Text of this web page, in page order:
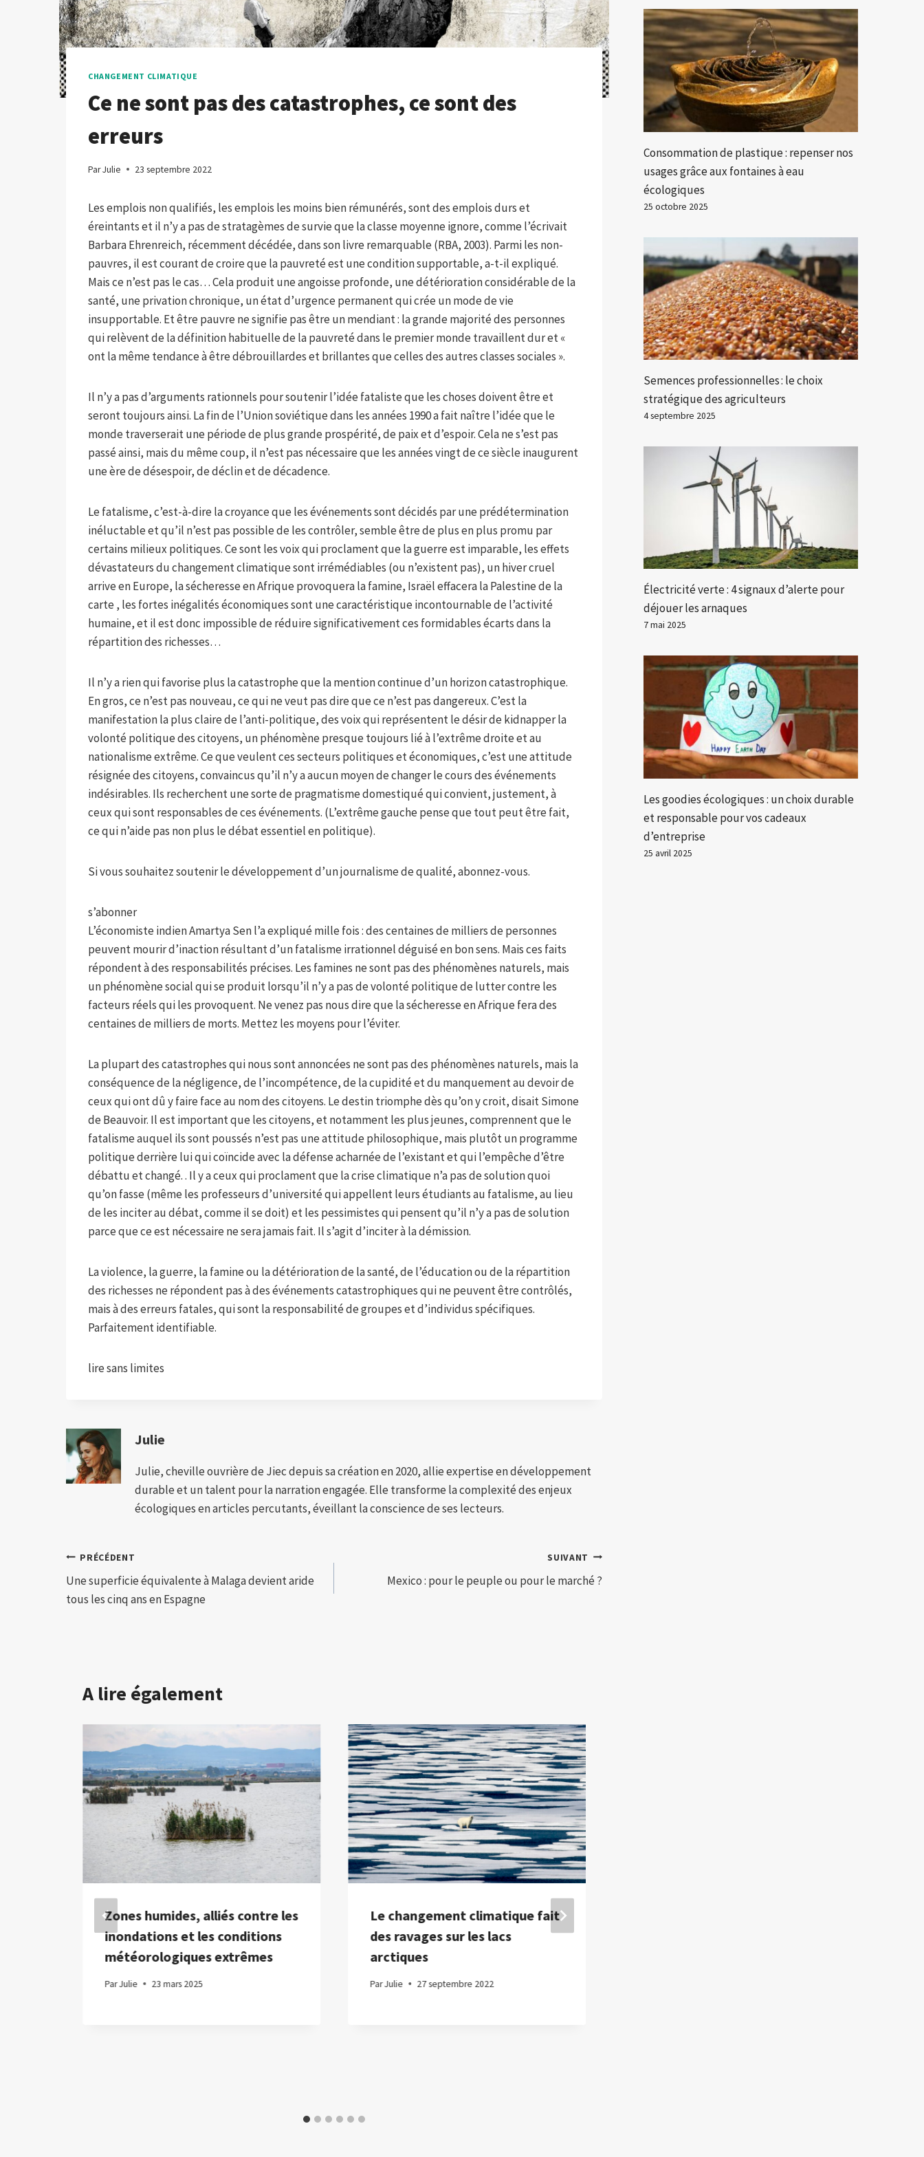
CHANGEMENT CLIMATIQUE
Ce ne sont pas des catastrophes, ce sont des
erreurs
ParJulie 23 septembre 2022
Les emplois non qualifiés, les emplois les moins bien rémunérés, sont des emplois durs et
éreintants et il n’y a pas de stratagèmes de survie que la classe moyenne ignore, comme l’écrivait
Barbara Ehrenreich, récemment décédée, dans son livre remarquable (RBA, 2003). Parmi les non-
pauvres, il est courant de croire que la pauvreté est une condition supportable, a-t-il expliqué.
Mais ce n’est pas le cas… Cela produit une angoisse profonde, une détérioration considérable de la
santé, une privation chronique, un état d’urgence permanent qui crée un mode de vie
insupportable. Et être pauvre ne signifie pas être un mendiant : la grande majorité des personnes
qui relèvent de la définition habituelle de la pauvreté dans le premier monde travaillent dur et «
ont la même tendance à être débrouillardes et brillantes que celles des autres classes sociales ».
Il n’y a pas d’arguments rationnels pour soutenir l’idée fataliste que les choses doivent être et
seront toujours ainsi. La fin de l’Union soviétique dans les années 1990 a fait naître l’idée que le
monde traverserait une période de plus grande prospérité, de paix et d’espoir. Cela ne s’est pas
passé ainsi, mais du même coup, il n’est pas nécessaire que les années vingt de ce siècle inaugurent
une ère de désespoir, de déclin et de décadence.
Le fatalisme, c’est-à-dire la croyance que les événements sont décidés par une prédétermination
inéluctable et qu’il n’est pas possible de les contrôler, semble être de plus en plus promu par
certains milieux politiques. Ce sont les voix qui proclament que la guerre est imparable, les effets
dévastateurs du changement climatique sont irrémédiables (ou n’existent pas), un hiver cruel
arrive en Europe, la sécheresse en Afrique provoquera la famine, Israël effacera la Palestine de la
carte , les fortes inégalités économiques sont une caractéristique incontournable de l’activité
humaine, et il est donc impossible de réduire significativement ces formidables écarts dans la
répartition des richesses…
Il n’y a rien qui favorise plus la catastrophe que la mention continue d’un horizon catastrophique.
En gros, ce n’est pas nouveau, ce qui ne veut pas dire que ce n’est pas dangereux. C’est la
manifestation la plus claire de l’anti-politique, des voix qui représentent le désir de kidnapper la
volonté politique des citoyens, un phénomène presque toujours lié à l’extrême droite et au
nationalisme extrême. Ce que veulent ces secteurs politiques et économiques, c’est une attitude
résignée des citoyens, convaincus qu’il n’y a aucun moyen de changer le cours des événements
indésirables. Ils recherchent une sorte de pragmatisme domestiqué qui convient, justement, à
ceux qui sont responsables de ces événements. (L’extrême gauche pense que tout peut être fait,
ce qui n’aide pas non plus le débat essentiel en politique).
Si vous souhaitez soutenir le développement d’un journalisme de qualité, abonnez-vous.
s’abonner
L’économiste indien Amartya Sen l’a expliqué mille fois : des centaines de milliers de personnes
peuvent mourir d’inaction résultant d’un fatalisme irrationnel déguisé en bon sens. Mais ces faits
répondent à des responsabilités précises. Les famines ne sont pas des phénomènes naturels, mais
un phénomène social qui se produit lorsqu’il n’y a pas de volonté politique de lutter contre les
facteurs réels qui les provoquent. Ne venez pas nous dire que la sécheresse en Afrique fera des
centaines de milliers de morts. Mettez les moyens pour l’éviter.
La plupart des catastrophes qui nous sont annoncées ne sont pas des phénomènes naturels, mais la
conséquence de la négligence, de l’incompétence, de la cupidité et du manquement au devoir de
ceux qui ont dû y faire face au nom des citoyens. Le destin triomphe dès qu’on y croit, disait Simone
de Beauvoir. Il est important que les citoyens, et notamment les plus jeunes, comprennent que le
fatalisme auquel ils sont poussés n’est pas une attitude philosophique, mais plutôt un programme
politique derrière lui qui coïncide avec la défense acharnée de l’existant et qui l’empêche d’être
débattu et changé. . Il y a ceux qui proclament que la crise climatique n’a pas de solution quoi
qu’on fasse (même les professeurs d’université qui appellent leurs étudiants au fatalisme, au lieu
de les inciter au débat, comme il se doit) et les pessimistes qui pensent qu’il n’y a pas de solution
parce que ce est nécessaire ne sera jamais fait. Il s’agit d’inciter à la démission.
La violence, la guerre, la famine ou la détérioration de la santé, de l’éducation ou de la répartition
des richesses ne répondent pas à des événements catastrophiques qui ne peuvent être contrôlés,
mais à des erreurs fatales, qui sont la responsabilité de groupes et d’individus spécifiques.
Parfaitement identifiable.
lire sans limites
Julie
Julie, cheville ouvrière de Jiec depuis sa création en 2020, allie expertise en développement
durable et un talent pour la narration engagée. Elle transforme la complexité des enjeux
écologiques en articles percutants, éveillant la conscience de ses lecteurs.
Navigation
de
PRÉCÉDENT
Une superficie équivalente à Malaga devient aride
tous les cinq ans en Espagne
SUIVANT
Mexico : pour le peuple ou pour le marché ?
A lire également
Zones humides, alliés contre les
inondations et les conditions
météorologiques extrêmes
ParJulie 23 mars 2025
Le changement climatique fait
des ravages sur les lacs
arctiques
ParJulie 27 septembre 2022
Consommation de plastique : repenser nos
usages grâce aux fontaines à eau
écologiques
25 octobre 2025
Semences professionnelles : le choix
stratégique des agriculteurs
4 septembre 2025
Électricité verte : 4 signaux d’alerte pour
déjouer les arnaques
7 mai 2025
Les goodies écologiques : un choix durable
et responsable pour vos cadeaux
d’entreprise
25 avril 2025